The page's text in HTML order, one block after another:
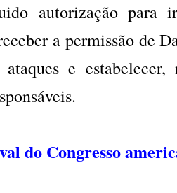
autorização
a permissão de
ataques e
do Congresso